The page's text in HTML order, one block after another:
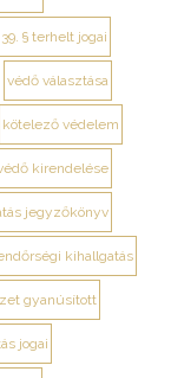
§ terhelt jogai
védő választása
kötelező védelem
kirendelése
jegyzőkönyv
kihallgatás
gyanúsított
jogai